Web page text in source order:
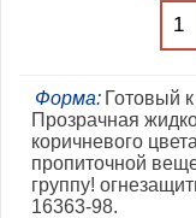
Форма: Готовый
Прозрачная
коричневого
пропиточной
группу!
16363-98.